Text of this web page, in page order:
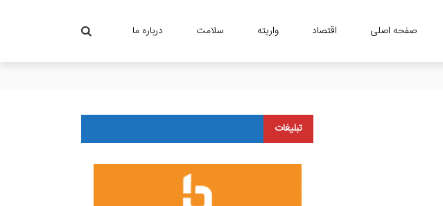
صفحه اصلی اقتصاد واریته سلامت درباره ما
تبلیغات